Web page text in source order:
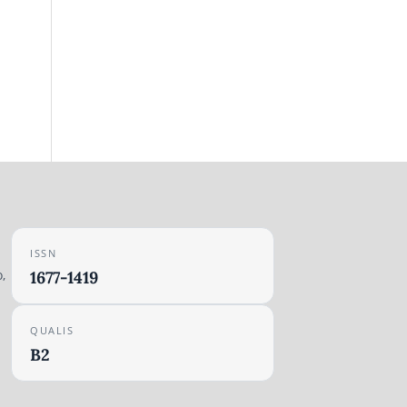
ISSN
1677-1419
QUALIS
B2